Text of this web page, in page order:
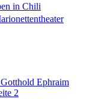
in Chili
Ephraim
2